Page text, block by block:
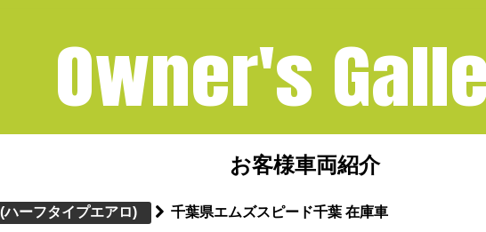
Owner's
お客様車両紹介
(ハーフタイプエアロ) 千葉県エムズスピード千葉 在庫車